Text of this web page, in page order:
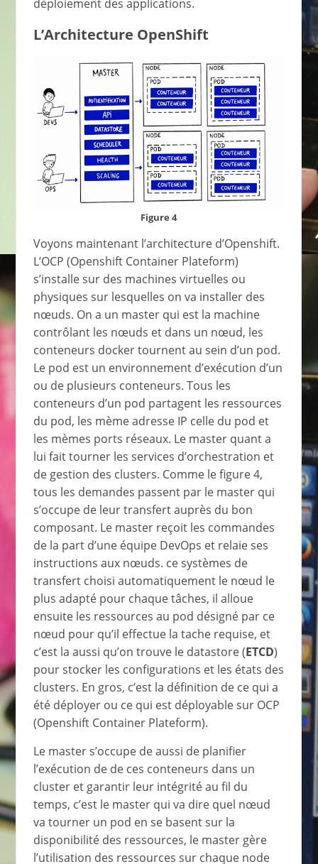
déploiement des applications.
L’Architecture OpenShift
Figure 4
Voyons maintenant l’architecture d’Openshift.
L’OCP (Openshift Container Plateform)
s’installe sur des machines virtuelles ou
physiques sur lesquelles on va installer des
nœuds. On a un master qui est la machine
contrôlant les nœuds et dans un nœud, les
conteneurs docker tournent au sein d’un pod.
Le pod est un environnement d’exécution d’un
ou de plusieurs conteneurs. Tous les
conteneurs d’un pod partagent les ressources
du pod, les mème adresse IP celle du pod et
les mèmes ports réseaux. Le master quant a
lui fait tourner les services d’orchestration et
de gestion des clusters. Comme le figure 4,
tous les demandes passent par le master qui
s’occupe de leur transfert auprès du bon
composant. Le master reçoit les commandes
de la part d’une équipe DevOps et relaie ses
instructions aux nœuds. ce systèmes de
transfert choisi automatiquement le nœud le
plus adapté pour chaque tâches, il alloue
ensuite les ressources au pod désigné par ce
nœud pour qu’il effectue la tache requise, et
c’est la aussi qu’on trouve le datastore (ETCD)
pour stocker les configurations et les états des
clusters. En gros, c’est la définition de ce qui a
été déployer ou ce qui est déployable sur OCP
(Openshift Container Plateform).
Le master s’occupe de aussi de planifier
l’exécution de de ces conteneurs dans un
cluster et garantir leur intégrité au fil du
temps, c’est le master qui va dire quel nœud
va tourner un pod en se basent sur la
disponibilité des ressources, le master gère
l’utilisation des ressources sur chaque node